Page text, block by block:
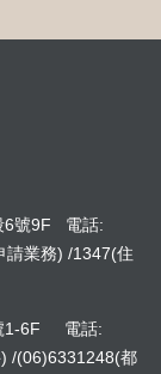
6號9F 電話:
請業務) /1347(住
1-6F 電話:
/(06)6331248(都